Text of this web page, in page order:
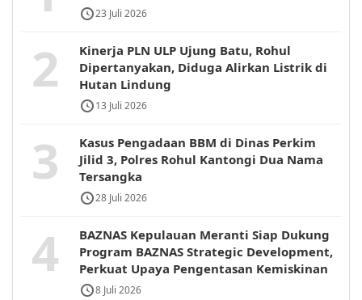
23 Juli 2026
2
Kinerja PLN ULP Ujung Batu, Rohul
Dipertanyakan, Diduga Alirkan Listrik di
Hutan Lindung
13 Juli 2026
3
Kasus Pengadaan BBM di Dinas Perkim
Jilid 3, Polres Rohul Kantongi Dua Nama
Tersangka
28 Juli 2026
4
BAZNAS Kepulauan Meranti Siap Dukung
Program BAZNAS Strategic Development,
Perkuat Upaya Pengentasan Kemiskinan
8 Juli 2026